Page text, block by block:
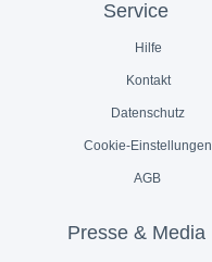
Service
Hilfe
Kontakt
Datenschutz
Cookie-Einstellungen
AGB
Presse & Media